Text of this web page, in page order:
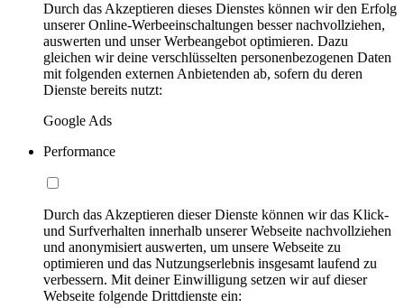
Durch das Akzeptieren dieses Dienstes können wir den Erfolg
unserer Online-Werbeeinschaltungen besser nachvollziehen,
auswerten und unser Werbeangebot optimieren. Dazu
gleichen wir deine verschlüsselten personenbezogenen Daten
mit folgenden externen Anbietenden ab, sofern du deren
Dienste bereits nutzt:
Google Ads
Performance
Durch das Akzeptieren dieser Dienste können wir das Klick-
und Surfverhalten innerhalb unserer Webseite nachvollziehen
und anonymisiert auswerten, um unsere Webseite zu
optimieren und das Nutzungserlebnis insgesamt laufend zu
verbessern. Mit deiner Einwilligung setzen wir auf dieser
Webseite folgende Drittdienste ein: